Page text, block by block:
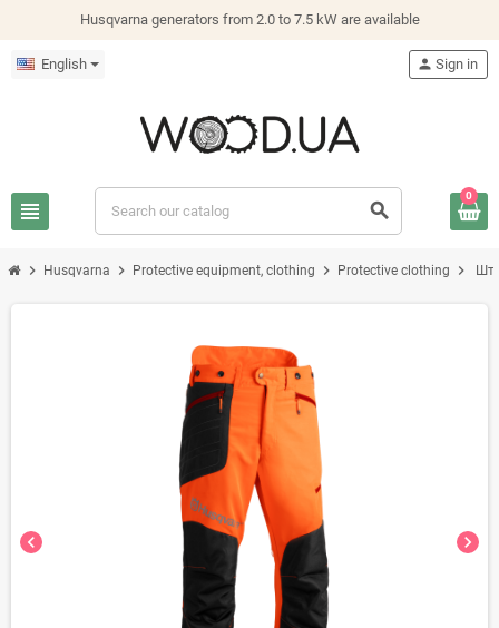
Husqvarna generators from 2.0 to 7.5 kW are available
English
view_headline search
person Sign in
0
chevron_right Husqvarna chevron_right Protective equipment, clothing chevron_right Protective clothing chevron_right
chevron_left chevron_right